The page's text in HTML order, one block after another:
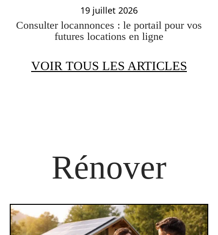
19 juillet 2026
Consulter locannonces : le portail pour vos
futures locations en ligne
VOIR TOUS LES ARTICLES
Rénover